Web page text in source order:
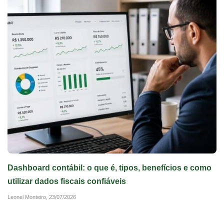
Dashboard contábil: o que é, tipos, benefícios e como
utilizar dados fiscais confiáveis
Leonel Monteiro, 23/07/2026